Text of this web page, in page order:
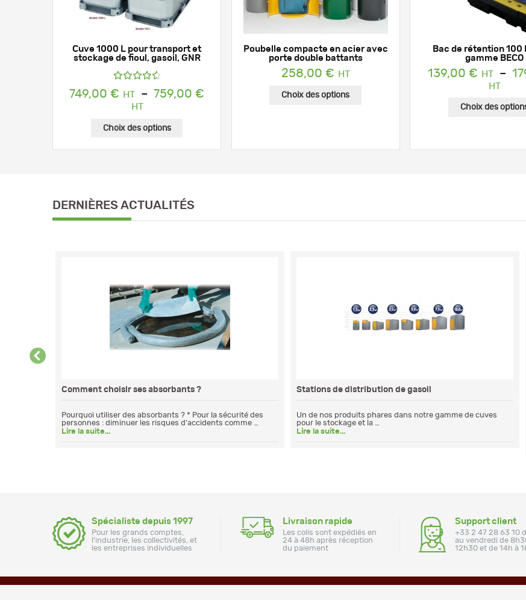
Cuve 1000 L pour transport et
stockage de fioul, gasoil, GNR
749,00 € – 759,00 €
Plage
prix :
Choix des options
Poubelle compacte en acier avec
porte double battants
258,00 €
Choix des options
Bac de rétention 100
gamme BECO
139,00 € –
Plage
prix
Choix des
DERNIÈRES ACTUALITÉS
Comment choisir ses absorbants ?
Pourquoi utiliser des absorbants ? * Pour la sécurité des
personnes : diminuer les risques d'accidents comme …
Lire la suite...
Stations de distribution de gasoil
Un de nos produits phares dans notre gamme de cuves
pour le stockage et la …
Lire la suite...
Spécialiste depuis 1997
Pour les grands comptes,
l'industrie, les collectivités, et
les entreprises individuelles
Livraison rapide
Les colis sont expédiés en
24 à 48h après réception
du paiement
Support client
+33 2 47 28 63 10
au vendredi de
12h30 et de 14h à